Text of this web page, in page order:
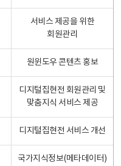
서비스 제공을 위한
회원관리
원윈도우 콘텐츠 홍보
디지털집현전 회원관리 및
맞춤지식 서비스 제공
디지털집현전 서비스 개선
국가지식정보(메타데이터)